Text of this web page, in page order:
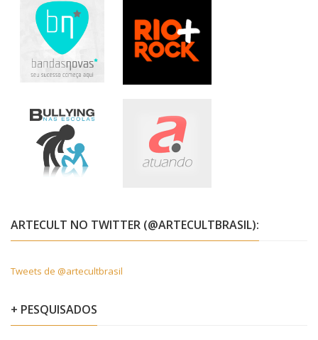
ARTECULT NO TWITTER (@ARTECULTBRASIL):
Tweets de @artecultbrasil
+ PESQUISADOS